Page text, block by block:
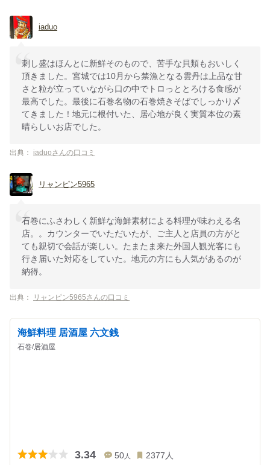
iaduo
刺し盛はほんとに新鮮そのもので、苦手な貝類もおいしく
頂きました。宮城では10月から禁漁となる雲丹は上品な甘
さと粒が立っていながら口の中でトロっととろける食感が
最高でした。最後に石巻名物の石巻焼きそばでしっかり〆
てきました！地元に根付いた、居心地が良く実質本位の素
晴らしいお店でした。
出典： iaduoさんの口コミ
リャンピン5965
石巻にふさわしく新鮮な海鮮素材による料理が味わえる名
店。。カウンターでいただいたが、ご主人と店員の方がと
ても親切で会話が楽しい。たまたま来た外国人観光客にも
行き届いた対応をしていた。地元の方にも人気があるのが
納得。
出典： リャンピン5965さんの口コミ
海鮮料理 居酒屋 六文銭
石巻/居酒屋
3.34 50人 2377 人